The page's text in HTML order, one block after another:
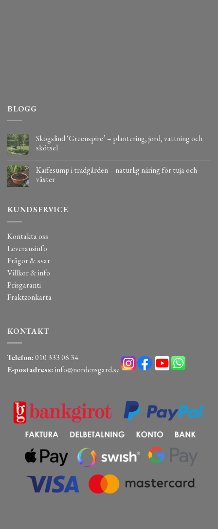
BLOGG
Skogslind ‘Greenspire’ – plantering, jord, vattning och
skötsel
Kaffesump i trädgården – naturlig näring för tuja och
växter
KUNDSERVICE
Kontakta oss
Leveransinfo
Frågor & svar
Villkor & info
Prisgaranti
Fraktzonkarta
KONTAKT
Telefon:010 333 06 34
E-postadress: info@nordensgard.se